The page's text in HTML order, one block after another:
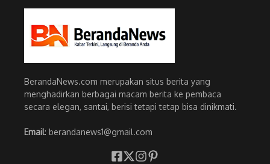
BerandaNews.com merupakan situs berita yang
menghadirkan berbagai macam berita ke pembaca
secara elegan, santai, berisi tetapi tetap bisa dinikmati.
Email: berandanews1@gmail.com